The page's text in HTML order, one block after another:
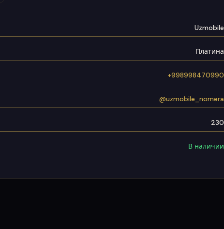
Uzmobile
Платина
+998998470990
@uzmobile_nomera
230
В наличии